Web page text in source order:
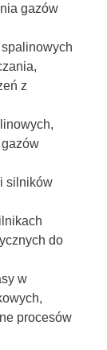
gazów
z
silników
do
w
procesów